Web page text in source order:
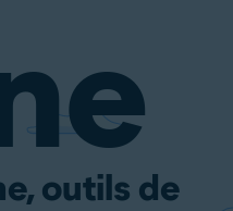
outils de